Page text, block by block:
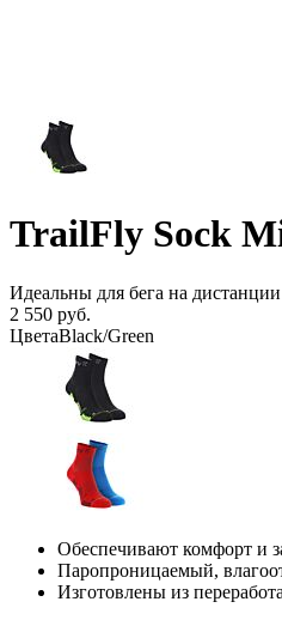
TrailFly Sock
Идеальны для бега на
2 550 руб.
ЦветаBlack/Green
Обеспечивают комфорт и
Паропроницаемый,
Изготовлены из